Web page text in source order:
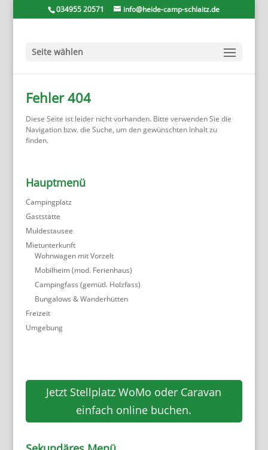
034955 20571 info@heide-camp-schlaitz.de
Seite wählen
Fehler 404
Diese Seite ist leider nicht vorhanden. Bitte verwenden Sie die
Navigation bzw. die Suche, um den gewünschten Inhalt zu
finden.
Hauptmenü
Campingplatz
Gaststätte
Muldestausee
Mietunterkunft
Wohnwagen mit Vorzelt
Mobilheim (mod. Ferienhaus)
Campingfass (gemütl. Holzfass)
Bungalows & Wanderhütten
Freizeit
Umgebung
Jetzt Stellplatz WoMo oder Caravan
einfach online buchen.